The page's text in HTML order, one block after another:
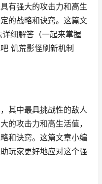
有强大的攻击力和高生
的战略和诀窍。这篇文
细解答（一起来掌握
饥荒影怪刷新机制
其中最具挑战性的敌人
的攻击力和高生活值，
和诀窍。这篇文章小编
玩家更好地应对这个强